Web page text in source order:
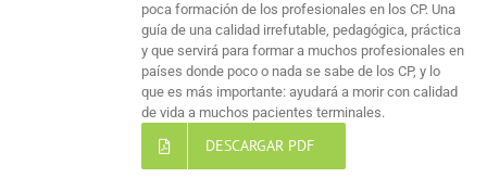
poca formación de los profesionales en los CP. Una
guía de una calidad irrefutable, pedagógica, práctica
y que servirá para formar a muchos profesionales en
países donde poco o nada se sabe de los CP, y lo
que es más importante: ayudará a morir con calidad
de vida a muchos pacientes terminales.
DESCARGAR PDF